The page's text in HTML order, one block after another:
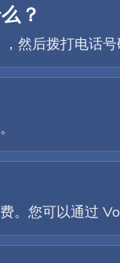
？
然后拨打电话号
您可以通过